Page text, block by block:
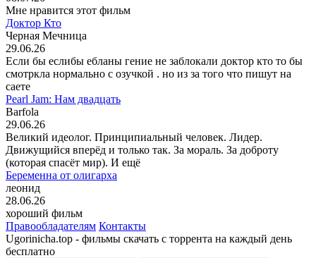
Мне нравится этот фильм
Доктор Кто
Черная Мечница
29.06.26
Если бы еслибы ебланы гение не заблокали доктор кто то бы
смотркла нормально с озучкой . но из за того что пишут на
саете
Pearl Jam: Нам двадцать
Barfola
29.06.26
Великий идеолог. Принципиальный человек. Лидер.
Движущийся вперёд и только так. За мораль. За доброту
(которая спасёт мир). И ещё
Беременна от олигарха
леонид
28.06.26
хороший фильм
Правообладателям Контакты
Ugorinicha.top - фильмы скачать с торрента на каждый день
бесплатно